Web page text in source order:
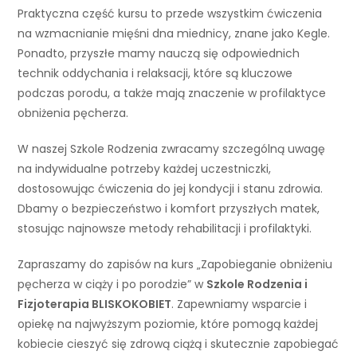
Praktyczna część kursu to przede wszystkim ćwiczenia
na wzmacnianie mięśni dna miednicy, znane jako Kegle.
Ponadto, przyszłe mamy nauczą się odpowiednich
technik oddychania i relaksacji, które są kluczowe
podczas porodu, a także mają znaczenie w profilaktyce
obniżenia pęcherza.
W naszej Szkole Rodzenia zwracamy szczególną uwagę
na indywidualne potrzeby każdej uczestniczki,
dostosowując ćwiczenia do jej kondycji i stanu zdrowia.
Dbamy o bezpieczeństwo i komfort przyszłych matek,
stosując najnowsze metody rehabilitacji i profilaktyki.
Zapraszamy do zapisów na kurs „Zapobieganie obniżeniu
pęcherza w ciąży i po porodzie” w Szkole Rodzenia i
Fizjoterapia BLISKOKOBIET. Zapewniamy wsparcie i
opiekę na najwyższym poziomie, które pomogą każdej
kobiecie cieszyć się zdrową ciążą i skutecznie zapobiegać